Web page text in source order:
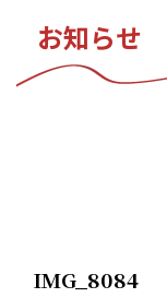
お知らせ
IMG_8084